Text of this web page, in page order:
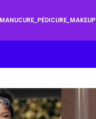
MANUCURE_PÉDICURE_MAKEUP